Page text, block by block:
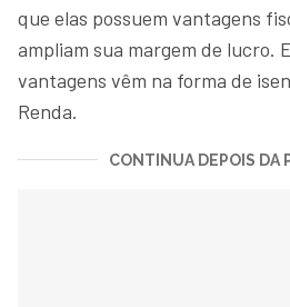
que elas possuem vantagens
ampliam sua margem de lucro.
vantagens vêm na forma de
Renda.
CONTINUA DEPOIS DA